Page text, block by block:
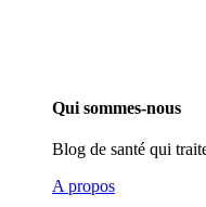
Qui sommes-nous
Blog de santé qui
A propos